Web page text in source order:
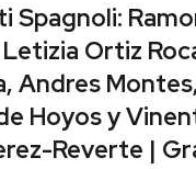
Spagnoli:
Ortiz
Andres
Hoyos y
Reverte |